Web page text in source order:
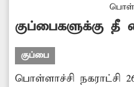
அடிப்படை வசதிகளை
ஆவன செய்ய
குப்பைகளுக்கு தீ
மூச்சுத்திணறல்
குப்பை
பொள்ளாச்சி நகராட்சி